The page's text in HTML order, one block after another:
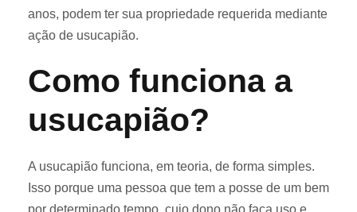
anos, podem ter sua propriedade requerida mediante
ação de usucapião.
Como funciona a
usucapião?
A usucapião funciona, em teoria, de forma simples.
Isso porque uma pessoa que tem a posse de um bem
por determinado tempo, cujo dono não faça uso e